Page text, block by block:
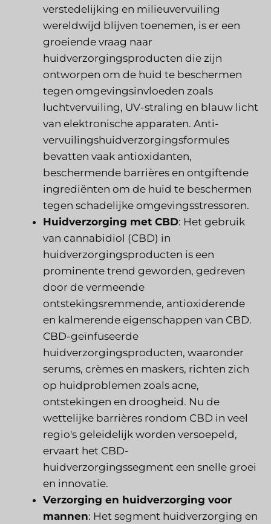
verstedelijking en milieuvervuiling
wereldwijd blijven toenemen, is er een
groeiende vraag naar
huidverzorgingsproducten die zijn
ontworpen om de huid te beschermen
tegen omgevingsinvloeden zoals
luchtvervuiling, UV-straling en blauw licht
van elektronische apparaten. Anti-
vervuilingshuidverzorgingsformules
bevatten vaak antioxidanten,
beschermende barrières en ontgiftende
ingrediënten om de huid te beschermen
tegen schadelijke omgevingsstressoren.
Huidverzorging met CBD: Het gebruik
van cannabidiol (CBD) in
huidverzorgingsproducten is een
prominente trend geworden, gedreven
door de vermeende
ontstekingsremmende, antioxiderende
en kalmerende eigenschappen van CBD.
CBD-geïnfuseerde
huidverzorgingsproducten, waaronder
serums, crèmes en maskers, richten zich
op huidproblemen zoals acne,
ontstekingen en droogheid. Nu de
wettelijke barrières rondom CBD in veel
regio's geleidelijk worden versoepeld,
ervaart het CBD-
huidverzorgingssegment een snelle groei
en innovatie.
Verzorging en huidverzorging voor
mannen: Het segment huidverzorging en